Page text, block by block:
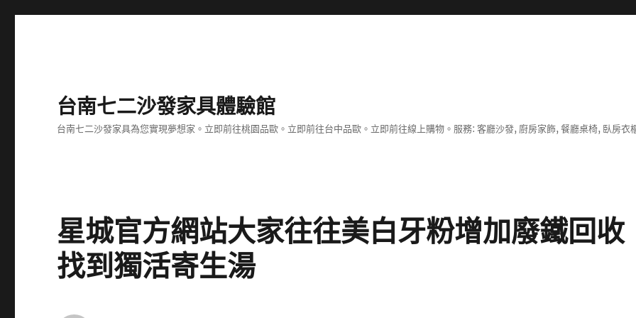
台南七二沙發家具體驗館
台南七二沙發家具為您實現夢想家。立即前往桃園品歐。立即前往台中品歐。立即前往線上購物。服務: 客廳沙發, 廚房家飾, 餐廳桌椅, 臥房衣
星城官方網站大家往往美白牙粉增加廢鐵回收
找到獨活寄生湯